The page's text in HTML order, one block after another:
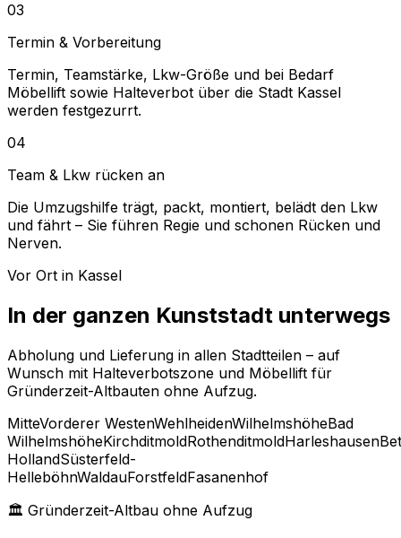
03
Termin & Vorbereitung
Termin, Teamstärke, Lkw-Größe und bei Bedarf
Möbellift sowie Halteverbot über die Stadt Kassel
werden festgezurrt.
04
Team & Lkw rücken an
Die Umzugshilfe trägt, packt, montiert, belädt den Lkw
und fährt – Sie führen Regie und schonen Rücken und
Nerven.
Vor Ort in Kassel
In der ganzen Kunststadt unterwegs
Abholung und Lieferung in allen Stadtteilen – auf
Wunsch mit Halteverbotszone und Möbellift für
Gründerzeit-Altbauten ohne Aufzug.
MitteVorderer WestenWehlheidenWilhelmshöheBad
WilhelmshöheKirchditmoldRothenditmoldHarleshausen
HollandSüsterfeld-
HelleböhnWaldauForstfeldFasanenhof
🏛 Gründerzeit-Altbau ohne Aufzug